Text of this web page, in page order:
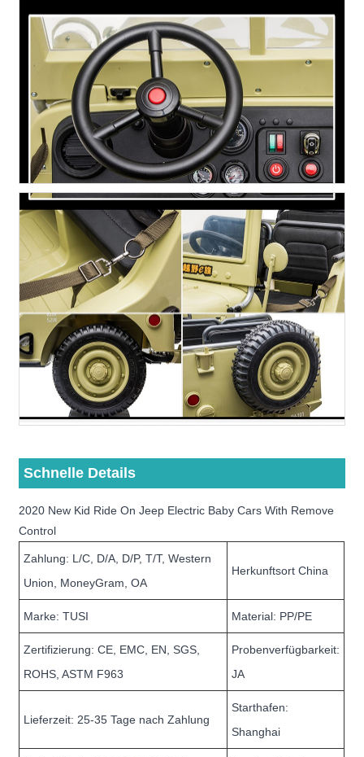
Schnelle Details
2020 New Kid Ride On Jeep Electric Baby Cars With Remove
Control
Zahlung: L/C, D/A, D/P, T/T, Western
Union, MoneyGram, OA
Herkunftsort China
Marke: TUSI Material: PP/PE
Zertifizierung: CE, EMC, EN, SGS,
ROHS, ASTM F963
Probenverfügbarkeit:
JA
Lieferzeit: 25-35 Tage nach Zahlung
Starthafen:
Shanghai